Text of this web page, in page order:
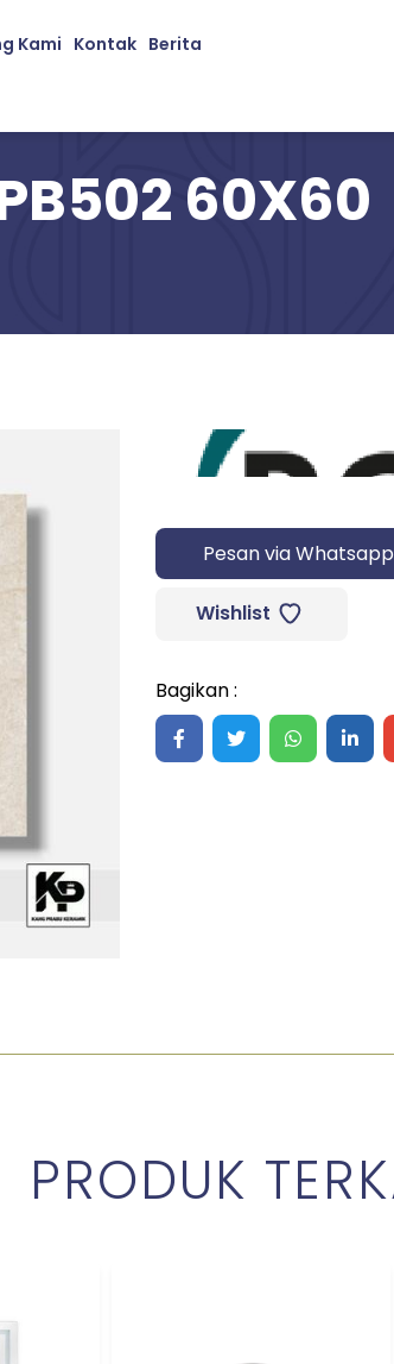
Kami Kontak Berita
60X60
Pesan via Whatsapp
Wishlist
Bagikan :
Share on Facebook
Share on Twitter
Share on
PRODUK